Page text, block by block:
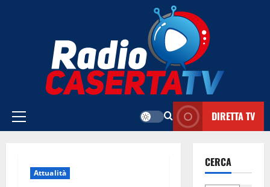
Menu
DIRETTA TV
Attualità
CERCA